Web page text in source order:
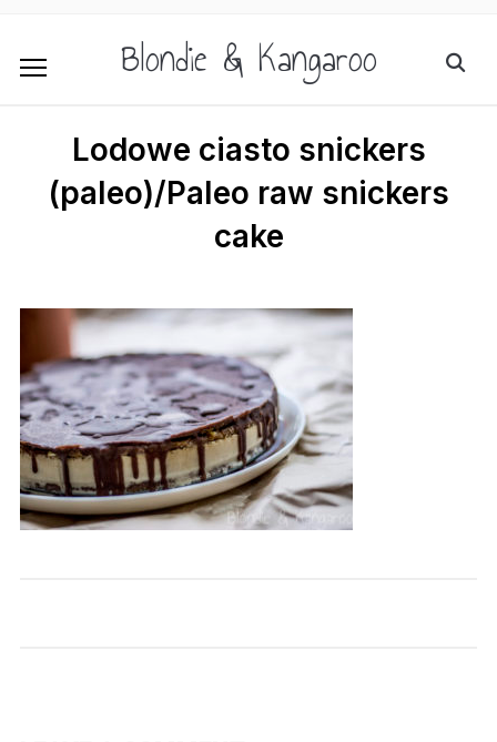
Blondie & Kangaroo
Lodowe ciasto snickers
(paleo)/Paleo raw snickers
cake